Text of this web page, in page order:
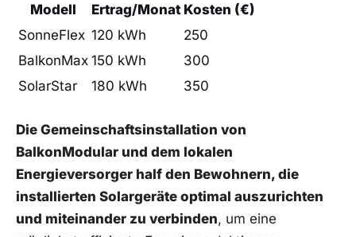
Modell Ertrag/Monat Kosten (€)
SonneFlex 120 kWh
250
BalkonMax 150‍ kWh
300
SolarStar
180 kWh 350
Die Gemeinschaftsinstallation von
BalkonModular und dem lokalen
Energieversorger half ​den⁣ Bewohnern, die
installierten Solargeräte optimal auszurichten
und miteinander zu verbinden, um eine